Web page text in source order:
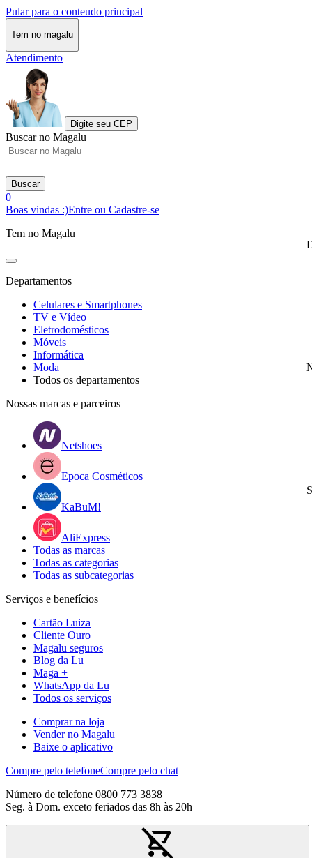
Pular para o conteudo principal
Tem no magalu
Atendimento
Digite seu CEP
Buscar no Magalu
Buscar
0
Boas vindas :)Entre ou Cadastre-se
Tem no Magalu
Departamentos
Celulares e Smartphones
TV e Vídeo
Eletrodomésticos
Móveis
Informática
Moda
Todos os departamentos
Nossas marcas e parceiros
Netshoes
Epoca Cosméticos
KaBuM!
AliExpress
Todas as marcas
Todas as categorias
Todas as subcategorias
Serviços e benefícios
Cartão Luiza
Cliente Ouro
Magalu seguros
Blog da Lu
Maga +
WhatsApp da Lu
Todos os serviços
Comprar na loja
Vender no Magalu
Baixe o aplicativo
Compre pelo telefoneCompre pelo chat
Número de telefone 0800 773 3838
Seg. à Dom. exceto feriados das 8h às 20h